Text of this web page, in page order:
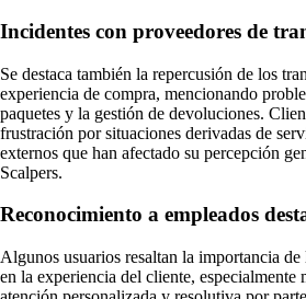
Incidentes con proveedores de
Se destaca también la repercusión de los
experiencia de compra, mencionando
paquetes y la gestión de devoluciones.
frustración por situaciones derivadas de
externos que han afectado su percepción
Scalpers.
Reconocimiento a empleados
Algunos usuarios resaltan la importancia de
en la experiencia del cliente, especialmente